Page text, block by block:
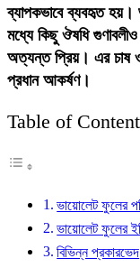
ব্যাপকভাবে ব্যবহৃত হয়।
মধ্যে কিছু ঔষধি
অত্যন্ত প্রিয়। এর চাষ
প্রধান আকর্ষণ।
Table of
ভায়োলেট ফুলের
ভায়োলেট ফুলের
বিভিন্ন প্রকারভেদ